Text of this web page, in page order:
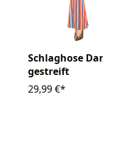
Schlaghose Damen
gestreift
29,99 €*